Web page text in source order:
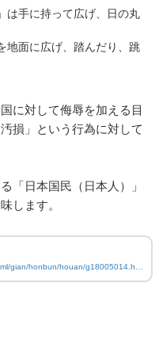
は手に持って広げ、日の丸
地面に広げ、踏んだり、跳
に対して侮辱を加える目
損」という行為に対して
「日本国民（日本人）」
します。
gian/honbun/houan/g18005014.ht